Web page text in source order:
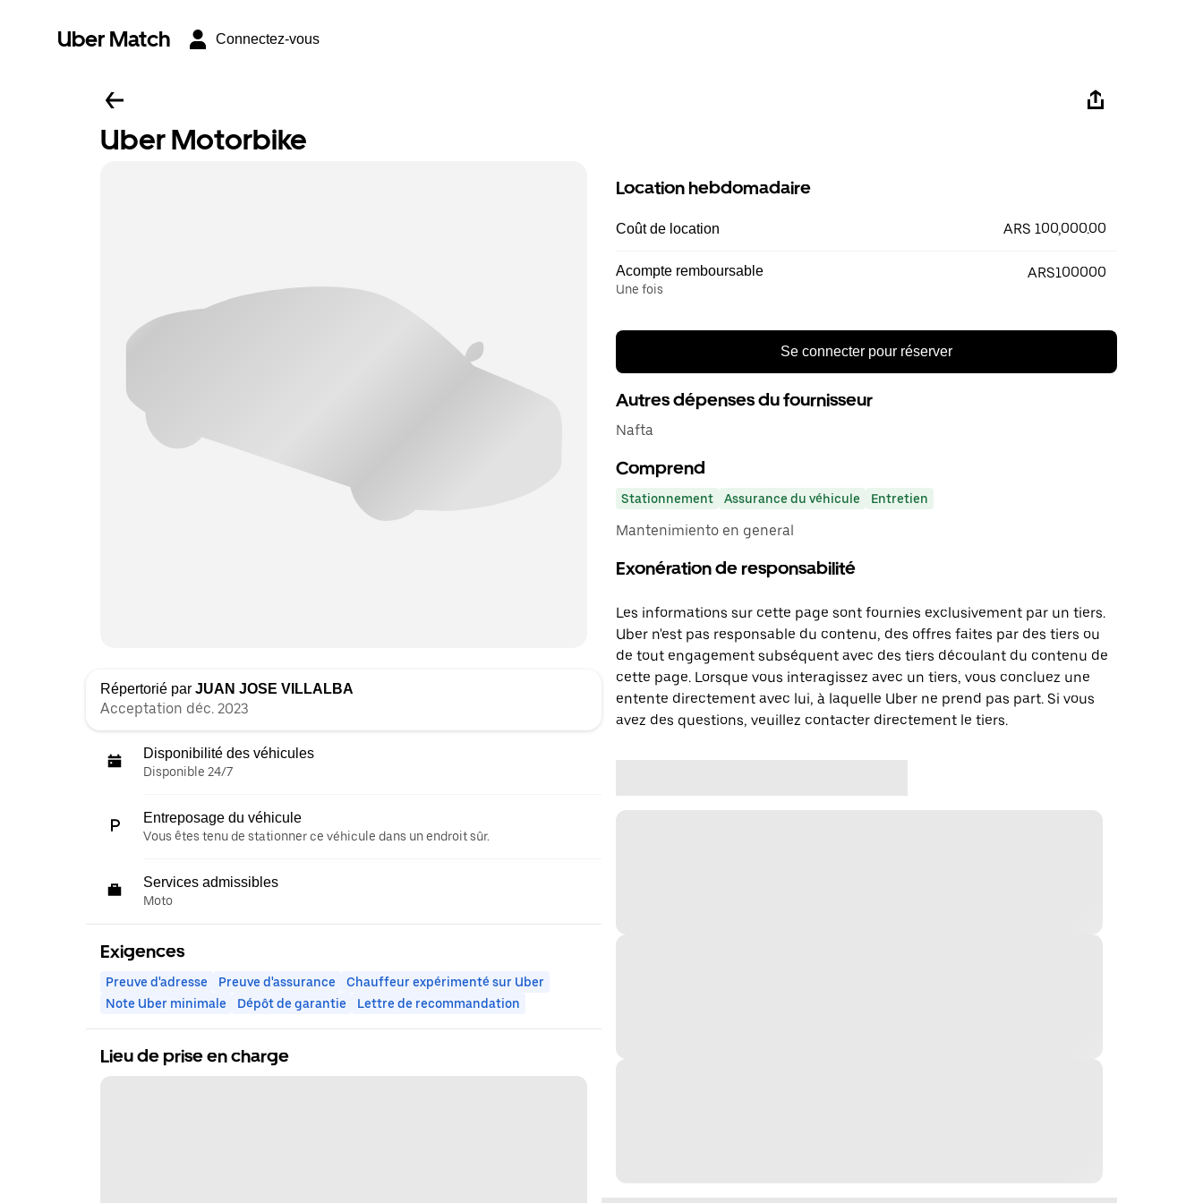
Uber Match Connectez-vous
Uber Motorbike
Répertorié par JUAN JOSE VILLALBA
Acceptation déc. 2023
Disponibilité des véhicules
Disponible 24/7
Entreposage du véhicule
Vous êtes tenu de stationner ce véhicule dans un endroit sûr.
Services admissibles
Moto
Exigences
Preuve d'adresse Preuve d'assurance
Chauffeur expérimenté sur Uber
Note Uber minimale
Dépôt de garantie Lettre de recommandation
Lieu de prise en charge
Location hebdomadaire
Coût de location ARS 100,000.00
Acompte remboursable
Une fois
ARS100000
Se connecter pour réserver
Autres dépenses du fournisseur
Nafta
Comprend
Stationnement Assurance du véhicule Entretien
Mantenimiento en general
Exonération de responsabilité
Les informations sur cette page sont fournies exclusivement par un tiers.
Uber n'est pas responsable du contenu, des offres faites par des tiers ou
de tout engagement subséquent avec des tiers découlant du contenu de
cette page. Lorsque vous interagissez avec un tiers, vous concluez une
entente directement avec lui, à laquelle Uber ne prend pas part. Si vous
avez des questions, veuillez contacter directement le tiers.